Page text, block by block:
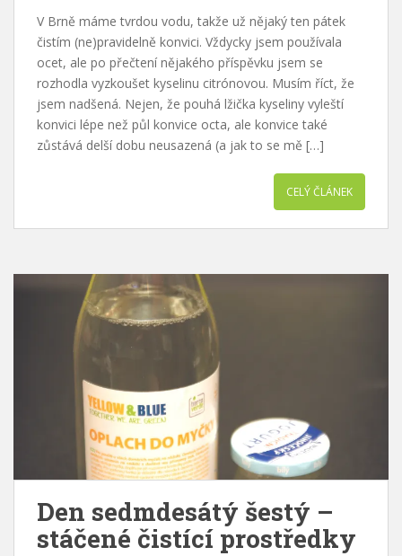
V Brně máme tvrdou vodu, takže už nějaký ten pátek
čistím (ne)pravidelně konvici. Vždycky jsem používala
ocet, ale po přečtení nějakého příspěvku jsem se
rozhodla vyzkoušet kyselinu citrónovou. Musím říct, že
jsem nadšená. Nejen, že pouhá lžička kyseliny vyleští
konvici lépe než půl konvice octa, ale konvice také
zůstává delší dobu neusazená (a jak to se mě […]
CELÝ ČLÁNEK
Den sedmdesátý šestý –
stáčené čistící prostředky